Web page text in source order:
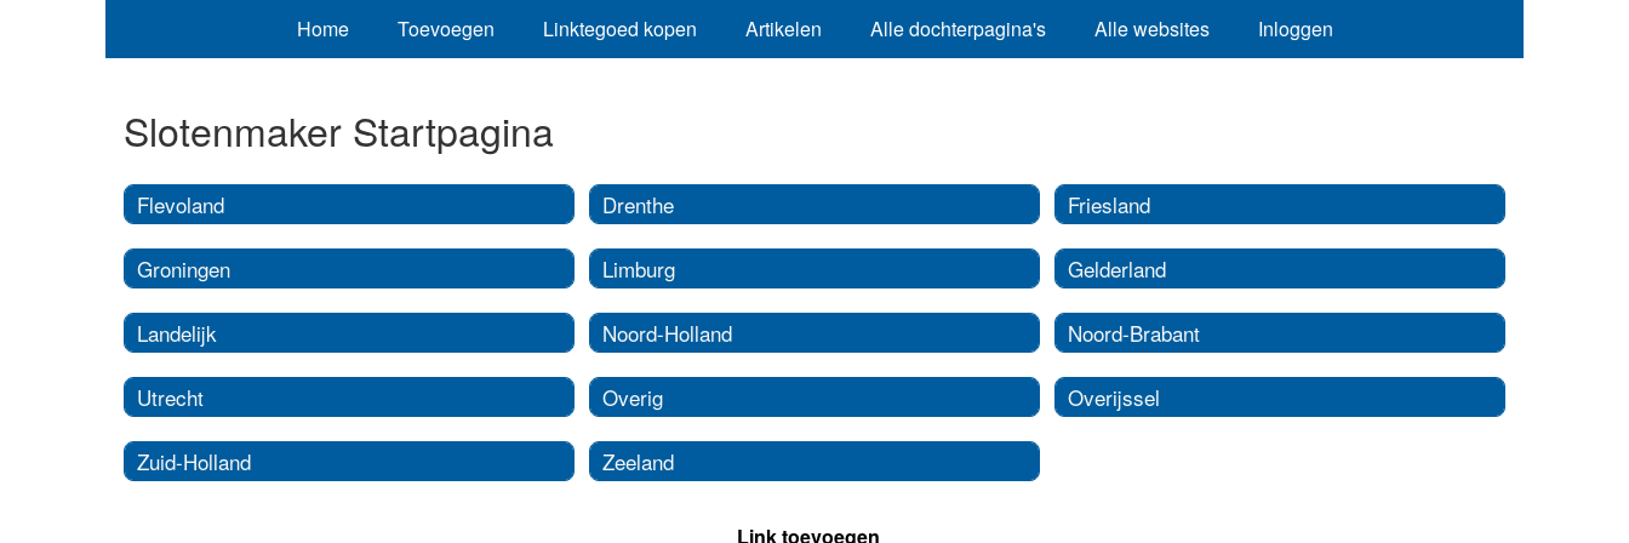
Home Toevoegen Linktegoed kopen Artikelen Alle dochterpagina's Alle websites Inloggen
Slotenmaker Startpagina
Flevoland
Groningen
Landelijk
Utrecht
Zuid-Holland
Drenthe
Limburg
Noord-Holland
Overig
Zeeland
Friesland
Gelderland
Noord-Brabant
Overijssel
Link toevoegen